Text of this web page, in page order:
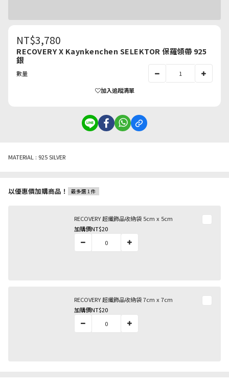
NT$3,780
RECOVERY X Kaynkenchen SELEKTOR 保羅領帶 925
銀
數量
加入追蹤清單
MATERIAL : 925 SILVER
以優惠價加購商品！ 最多選 1 件
RECOVERY 超纖飾品收納袋 5cm x 5cm
加購價NT$20
RECOVERY 超纖飾品收納袋 7cm x 7cm
加購價NT$20